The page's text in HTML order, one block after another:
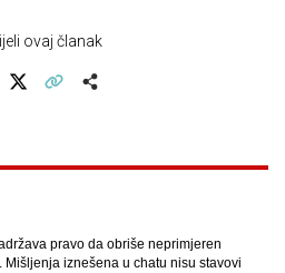
ovaj članak
pravo da obriše neprimjeren
iznešena u chatu nisu stavovi